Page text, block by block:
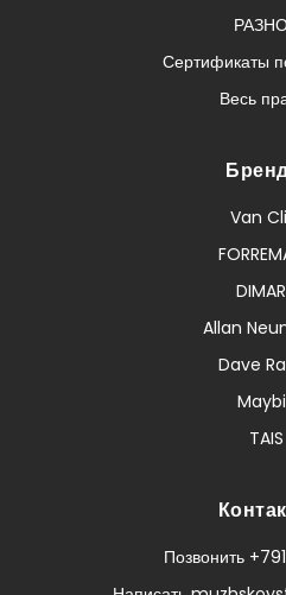
Сертификаты
Весь
Van
Allan
Dave
TAIS
Позвонить